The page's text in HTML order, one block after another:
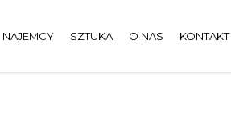
NAJEMCY SZTUKA O NAS KONTAKT